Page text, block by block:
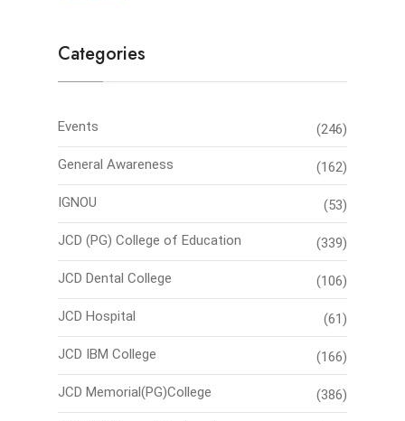
Categories
Events (246)
General Awareness (162)
IGNOU (53)
JCD (PG) College of Education (339)
JCD Dental College (106)
JCD Hospital (61)
JCD IBM College (166)
JCD Memorial(PG)College (386)